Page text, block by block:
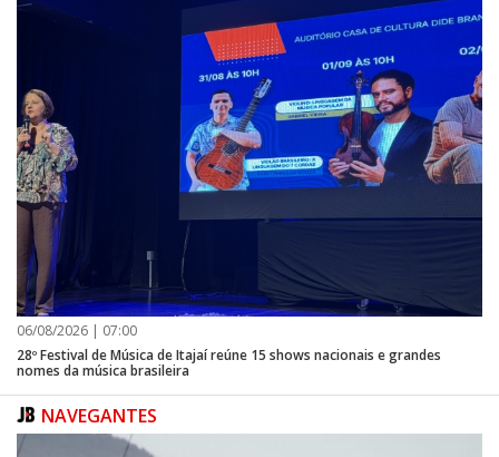
As áreas de embarque e desembarque destinam-se exclusivamente à
parada rápida para entrada ou saída de passageiros. Nestes locais, o
condutor deve permanecer apenas o tempo estritamente necessário
para a operação, não sendo permitido utilizar a vaga como
estacionamento. O CTB determina ainda que, durante operações de
carga e descarga, paradas ou estacionamentos, o veículo deve
permanecer no sentido do
06/08/2026 | 07:00
28º Festival de Música de Itajaí reúne 15 shows nacionais e grandes
nomes da música brasileira
NAVEGANTES